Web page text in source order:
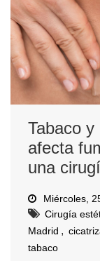
Tabaco
afecta
una
Miércoles,
Cirugía
Madrid ,
tabaco